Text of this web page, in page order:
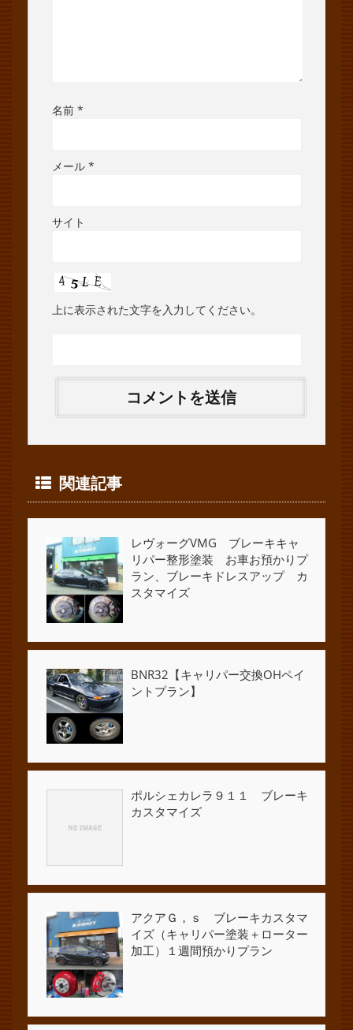
名前 *
メール *
サイト
上に表示された文字を入力してください。
関連記事
レヴォーグVMG ブレーキキャ
リパー整形塗装 お車お預かりプ
ラン、ブレーキドレスアップ カ
スタマイズ
BNR32【キャリパー交換OHペイ
ントプラン】
ポルシェカレラ９１１ ブレーキ
カスタマイズ
アクアＧ，ｓ ブレーキカスタマ
イズ（キャリパー塗装＋ローター
加工）１週間預かりプラン